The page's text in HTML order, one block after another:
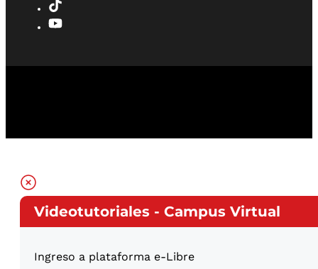
Videotutoriales - Campus Virtual
Ingreso a plataforma e-Libre